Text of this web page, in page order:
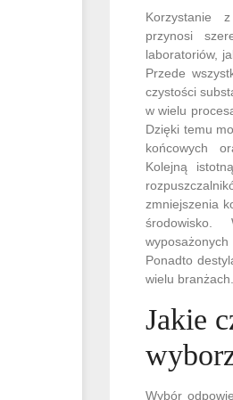
Korzystanie
przynosi
laboratoriów,
Przede
czystości
w wielu
Dzięki temu
końcowych
Kolejną
zmniejszenia
środowisko.
Ponadto
wielu branżach.
Jakie
Wybór